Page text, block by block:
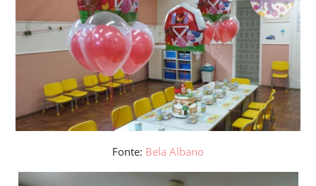
Fonte: Bela Albano